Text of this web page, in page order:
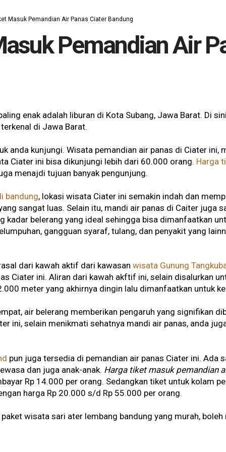
Masuk Pemandian Air Panas Ciater Bandung
Pemandian Air
enak adalah liburan di Kota Subang, Jawa Barat. Di
di Jawa Barat.
anda kunjungi. Wisata pemandian air panas di Ciater ini,
Ciater ini bisa dikunjungi lebih dari 60.000 orang. Harga
menajdi tujuan banyak pengunjung.
bandung, lokasi wisata Ciater ini semakin indah dan
sangat luas. Selain itu, mandi air panas di Caiter juga
kadar belerang yang ideal sehingga bisa dimanfaatkan
gangguan syaraf, tulang, dan penyakit yang
dari kawah aktif dari kawasan wisata Gunung
Ciater ini. Aliran dari kawah akftif ini, selain disalurkan
meter yang akhirnya dingin lalu dimanfaatkan untuk
air belerang memberikan pengaruh yang signifikan
ini, selain menikmati sehatnya mandi air panas, anda
pun juga tersedia di pemandian air panas Ciater ini. Ada
dan juga anak-anak. Harga tiket masuk pemandian
Rp 14.000 per orang. Sedangkan tiket untuk kolam
harga Rp 20.000 s/d Rp 55.000 per orang.
wisata sari ater lembang bandung yang murah,